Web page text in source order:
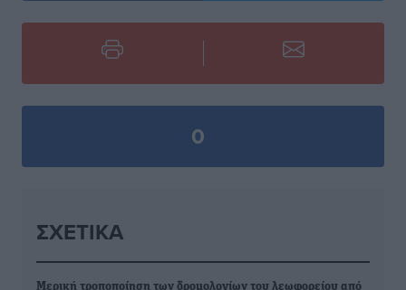
0
ΣΧΕΤΙΚΆ
Μερική τροποποίηση των δρομολογίων του λεωφορείου από